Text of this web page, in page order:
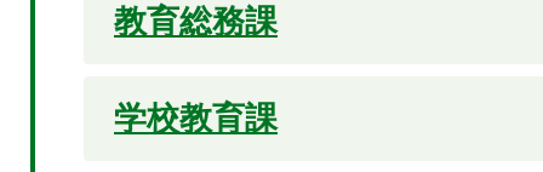
教育総務課
学校教育課